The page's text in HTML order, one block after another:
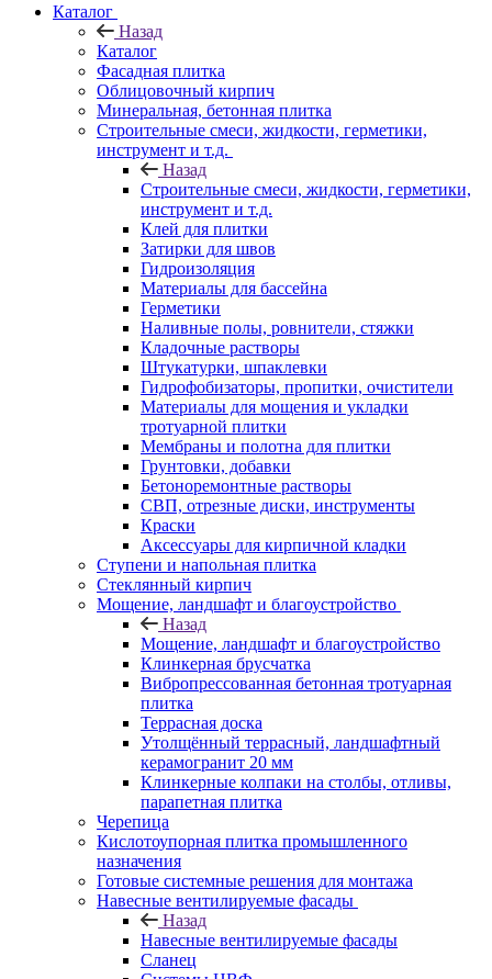
Каталог
Назад
Каталог
Фасадная плитка
Облицовочный кирпич
Минеральная, бетонная плитка
Строительные смеси, жидкости, герметики,
инструмент и т.д.
Назад
Строительные смеси, жидкости, герметики,
инструмент и т.д.
Клей для плитки
Затирки для швов
Гидроизоляция
Материалы для бассейна
Герметики
Наливные полы, ровнители, стяжки
Кладочные растворы
Штукатурки, шпаклевки
Гидрофобизаторы, пропитки, очистители
Материалы для мощения и укладки
тротуарной плитки
Мембраны и полотна для плитки
Грунтовки, добавки
Бетоноремонтные растворы
СВП, отрезные диски, инструменты
Краски
Аксессуары для кирпичной кладки
Ступени и напольная плитка
Cтеклянный кирпич
Мощение, ландшафт и благоустройство
Назад
Мощение, ландшафт и благоустройство
Клинкерная брусчатка
Вибропрессованная бетонная тротуарная
плитка
Террасная доска
Утолщённый террасный, ландшафтный
керамогранит 20 мм
Клинкерные колпаки на столбы, отливы,
парапетная плитка
Черепица
Кислотоупорная плитка промышленного
назначения
Готовые системные решения для монтажа
Навесные вентилируемые фасады
Назад
Навесные вентилируемые фасады
Сланец